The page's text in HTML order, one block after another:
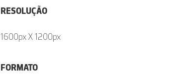
RESOLUÇÃO
1600px X 1200px
FORMATO